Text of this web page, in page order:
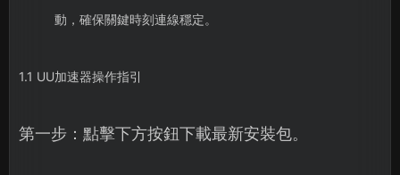
動，確保關鍵時刻連線穩定。
1.1 UU加速器操作指引
第一步：點擊下方按鈕下載最新安裝包。